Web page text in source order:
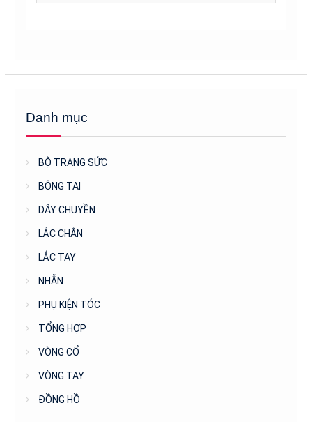
Danh mục
BỘ TRANG SỨC
BÔNG TAI
DÂY CHUYỀN
LẮC CHÂN
LẮC TAY
NHẪN
PHỤ KIỆN TÓC
TỔNG HỢP
VÒNG CỔ
VÒNG TAY
ĐỒNG HỒ